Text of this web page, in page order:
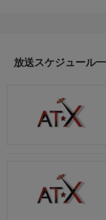
う――。……のだが、
屋跨斑(ヤマタギマ
三十木谷日向：津田
放送スケジュール